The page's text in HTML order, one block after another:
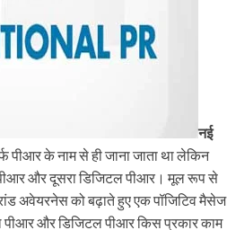
नई
पीआर के नाम से ही जाना जाता था लेकिन
और दूसरा डिजिटल पीआर। मूल रूप से
अवेयरनेस को बढ़ाते हुए एक पॉजिटिव मैसेज
और डिजिटल पीआर किस प्रकार काम